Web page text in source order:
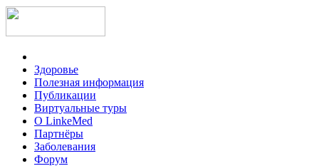
Здоровье
Полезная информация
Публикации
Виртуальные туры
О LinkeMed
Партнёры
Заболевания
Форум